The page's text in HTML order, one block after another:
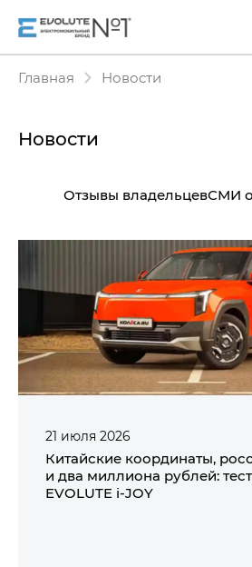
Главная Новости
Новости
Отзывы владельцевСМИ
21 июля 2026
Китайские координаты,
и два миллиона рублей:
EVOLUTE i‑JOY